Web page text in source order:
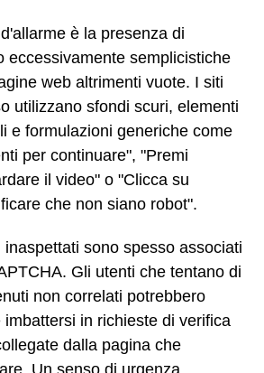
è la presenza di
eccessivamente semplicistiche
web altrimenti vuote. I siti
utilizzano sfondi scuri, elementi
e formulazioni generiche come
per continuare", "Premi
il video" o "Clicca su
che non siano robot".
sono spesso associati
Gli utenti che tentano di
non correlati potrebbero
imbattersi in richieste di verifica
dalla pagina che